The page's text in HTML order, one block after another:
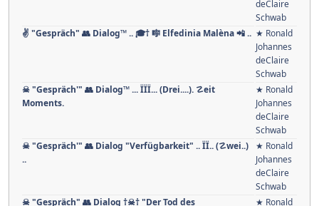
deClaire
Schwab
✌ "Gespräch" 👥 Dialog™ .. 🎓† 🎼 Elfedinia Malèna 📲 .. ★ Ronald
Johannes
deClaire
Schwab
☠ "Gespräch'" 👥 Dialog™ ... ÏÏÏ... (Drei....). ☡eit
Moments.
★ Ronald
Johannes
deClaire
Schwab
☠ "Gespräch'" 👥 Dialog "Verfügbarkeit" .. ÏÏ.. (☡wei..)
..
★ Ronald
Johannes
deClaire
Schwab
☠ "Gespräch" 👥 Dialog †☠† "Der Tod des
★ Ronald